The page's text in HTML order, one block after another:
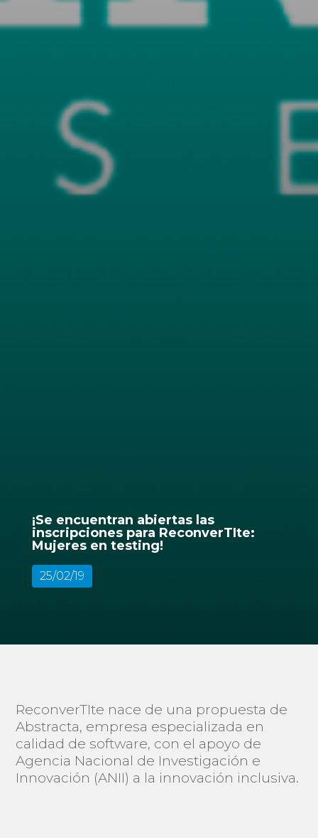
¡Se encuentran abiertas las
inscripciones para ReconverTIte:
Mujeres en testing!
25/02/19
ReconverTIte nace de una propuesta de
Abstracta, empresa especializada en
calidad de software, con el apoyo de
Agencia Nacional de Investigación e
Innovación (ANII) a la innovación inclusiva.